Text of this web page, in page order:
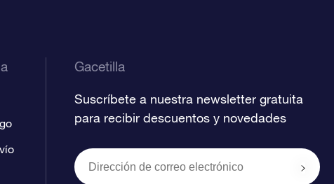
Gacetilla
Suscríbete a nuestra newsletter gratuita
para recibir descuentos y novedades